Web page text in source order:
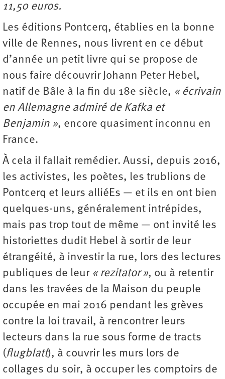
11,50 euros.
Les éditions Pontcerq, établies en la bonne
ville de Rennes, nous livrent en ce début
d’année un petit livre qui se propose de
nous faire découvrir Johann Peter Hebel,
natif de Bâle à la fin du 18e siècle, « écrivain
en Allemagne admiré de Kafka et
Benjamin », encore quasiment inconnu en
France.
À cela il fallait remédier. Aussi, depuis 2016,
les activistes, les poètes, les trublions de
Pontcerq et leurs alliéEs — et ils en ont bien
quelques-uns, généralement intrépides,
mais pas trop tout de même — ont invité les
historiettes dudit Hebel à sortir de leur
étrangéité, à investir la rue, lors des lectures
publiques de leur « rezitator », ou à retentir
dans les travées de la Maison du peuple
occupée en mai 2016 pendant les grèves
contre la loi travail, à rencontrer leurs
lecteurs dans la rue sous forme de tracts
(flugblatt), à couvrir les murs lors de
collages du soir, à occuper les comptoirs de